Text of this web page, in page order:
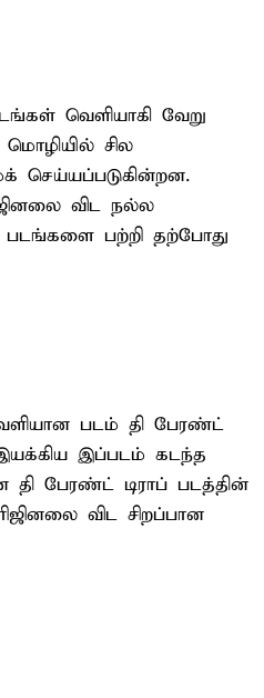
வெளியாகி வேறு
சில
செய்யப்படுகின்றன.
விட நல்ல
பற்றி தற்போது
படம் தி பேரண்ட்
இப்படம் கடந்த
பேரண்ட் டிராப் படத்தின்
விட சிறப்பான